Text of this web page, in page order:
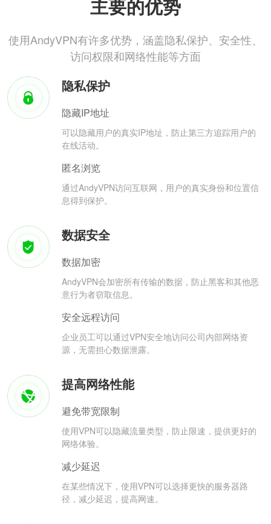
主要的优势
使用AndyVPN有许多优势，涵盖隐私保护、安全性、
访问权限和网络性能等方面
隐私保护
隐藏IP地址
可以隐藏用户的真实IP地址，防止第三方追踪用户的
在线活动。
匿名浏览
通过AndyVPN访问互联网，用户的真实身份和位置信
息得到保护。
数据安全
数据加密
AndyVPN会加密所有传输的数据，防止黑客和其他恶
意行为者窃取信息。
安全远程访问
企业员工可以通过VPN安全地访问公司内部网络资
源，无需担心数据泄露。
提高网络性能
避免带宽限制
使用VPN可以隐藏流量类型，防止限速，提供更好的
网络体验。
减少延迟
在某些情况下，使用VPN可以选择更快的服务器路
径，减少延迟，提高网速。